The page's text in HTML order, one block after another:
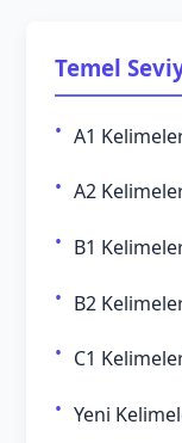
Temel
A1
A2
B1
B2
C1
Yeni